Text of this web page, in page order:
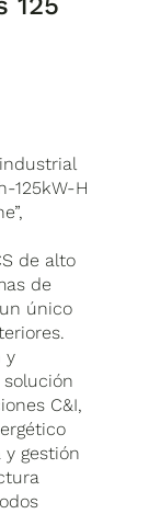
125kW-H
de alto
de
único
y
C&I,
gestión